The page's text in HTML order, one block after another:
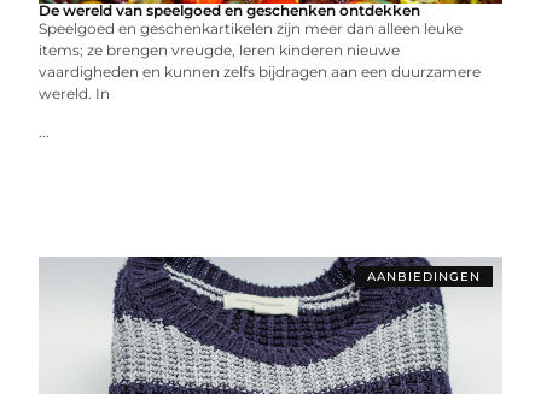
De wereld van speelgoed en geschenken ontdekken
Speelgoed en geschenkartikelen zijn meer dan alleen leuke
items; ze brengen vreugde, leren kinderen nieuwe
vaardigheden en kunnen zelfs bijdragen aan een duurzamere
wereld. In
...
AANBIEDINGEN